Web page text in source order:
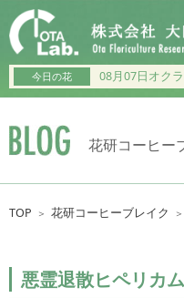
今日の花 08月07日オクラ
花研コーヒー
TOP ＞ 花研コーヒーブレイク ＞
悪霊退散ヒペリカム